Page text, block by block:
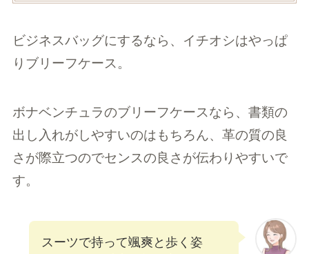
ビジネスバッグにするなら、イチオシはやっぱ
りブリーフケース。
ボナベンチュラのブリーフケースなら、書類の
出し入れがしやすいのはもちろん、革の質の良
さが際立つのでセンスの良さが伝わりやすいで
す。
スーツで持って颯爽と歩く姿